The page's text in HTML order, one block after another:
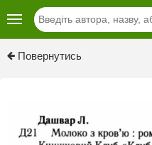
Повернутись